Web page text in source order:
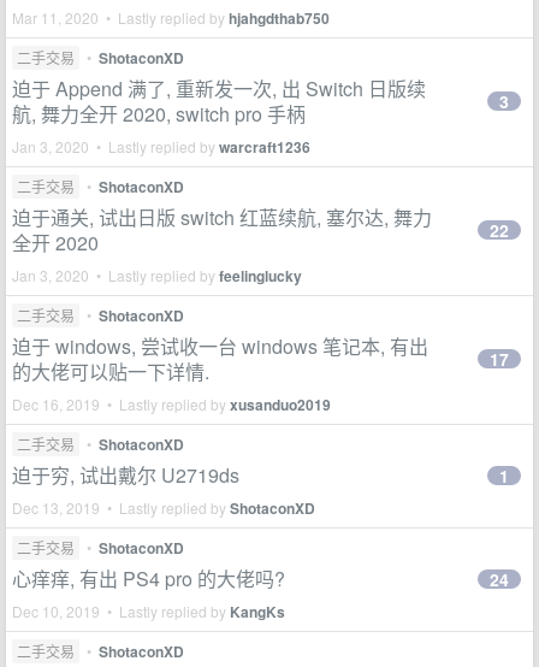
Mar 11, 2020 • Lastly replied byhjahgdthab750
二手交易 • ShotaconXD
迫于 Append 满了, 重新发一次, 出 Switch 日版续
航, 舞力全开 2020, switch pro 手柄
Jan 3, 2020 • Lastly replied bywarcraft1236
3
二手交易 • ShotaconXD
迫于通关, 试出日版 switch 红蓝续航, 塞尔达, 舞力
全开 2020
Jan 3, 2020 • Lastly replied byfeelinglucky
22
二手交易 • ShotaconXD
迫于 windows, 尝试收一台 windows 笔记本, 有出
的大佬可以贴一下详情.
Dec 16, 2019 • Lastly replied byxusanduo2019
17
二手交易 • ShotaconXD
迫于穷, 试出戴尔 U2719ds
Dec 13, 2019 • Lastly replied byShotaconXD
1
二手交易 • ShotaconXD
心痒痒, 有出 PS4 pro 的大佬吗?
Dec 10, 2019 • Lastly replied by KangKs
24
二手交易 • ShotaconXD